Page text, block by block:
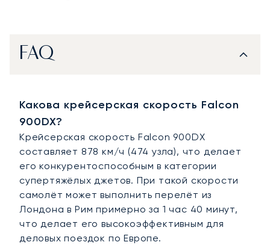
FAQ
Какова крейсерская скорость Falcon
900DX?
Крейсерская скорость Falcon 900DX
составляет 878 км/ч (474 узла), что делает
его конкурентоспособным в категории
супертяжёлых джетов. При такой скорости
самолёт может выполнить перелёт из
Лондона в Рим примерно за 1 час 40 минут,
что делает его высокоэффективным для
деловых поездок по Европе.